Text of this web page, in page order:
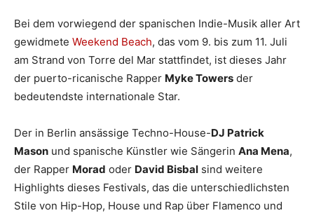
Bei dem vorwiegend der spanischen Indie-Musik aller Art
gewidmete Weekend Beach, das vom 9. bis zum 11. Juli
am Strand von Torre del Mar stattfindet, ist dieses Jahr
der puerto-ricanische Rapper Myke Towers der
bedeutendste internationale Star.
Der in Berlin ansässige Techno-House-DJ Patrick
Mason und spanische Künstler wie Sängerin Ana Mena,
der Rapper Morad oder David Bisbal sind weitere
Highlights dieses Festivals, das die unterschiedlichsten
Stile von Hip-Hop, House und Rap über Flamenco und